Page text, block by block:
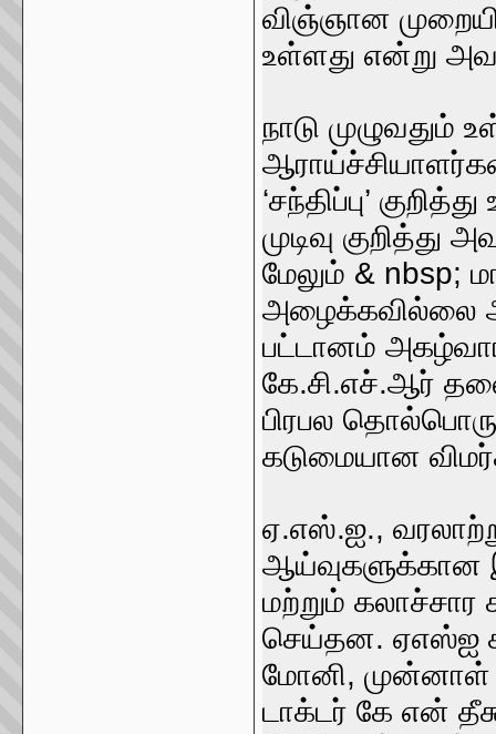
விஞ்ஞான
உள்ளது என்று
நாடு
‘சந்திப்பு’
முடிவு
மேலும் &
அழைக்கவில்லை
பட்டானம்
கே.சி.எச்.ஆர்
பிரபல
கடுமையான
ஏ.எஸ்.ஐ.,
ஆய்வுகளுக்கான
மற்றும்
செய்தன. ஏஎஸ்ஐ
மோனி, முன்னாள்
டாக்டர் கே என்